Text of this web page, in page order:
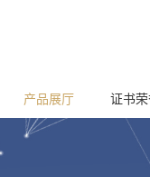
产品展厅 证书